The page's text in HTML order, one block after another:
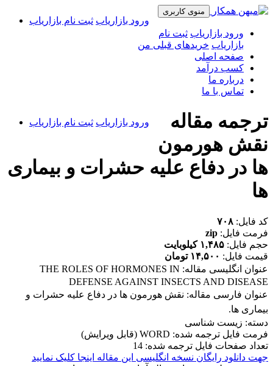
منوی کاربری
ورود بازاریاب ثبت نام بازاریاب
ورود بازاریاب ثبت نام
بازاریاب خریدهای قبلی من
صفحه اصلی
کسب درآمد
درباره ما
تماس با ما
ورود بازاریاب ثبت نام بازاریاب
ترجمه مقاله
نقش هورمون
ها در دفاع علیه حشرات و بیماری
ها
کد فایل: ۷۰۸
فرمت فایل: zip
حجم فایل: ۱,۴۸۵ کیلوبایت
قیمت فایل: ۱۴,۵۰۰ تومان
عنوان انگلیسی مقاله: THE ROLES OF HORMONES IN
DEFENSE AGAINST INSECTS AND DISEASE
عنوان فارسی مقاله: نقش هورمون ها در دفاع علیه حشرات و
بیماری ها.
دسته: زیست شناسی
فرمت فایل ترجمه شده: WORD (قابل ویرایش)
تعداد صفحات فایل ترجمه شده: 14
جهت دانلود رایگان نسخه انگلیسی این مقاله اینجا کلیک نمایید